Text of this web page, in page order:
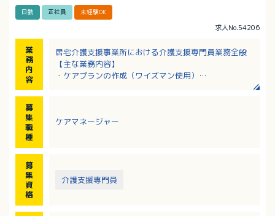
日勤 正社員 未経験OK
求人No.54206
業
務
内
容
居宅介護支援事業所における介護支援専門員業務全般
【主な業務内容】
・ケアプランの作成（ワイズマン使用）
・給付管理 他
募
集
職
種
ケアマネージャー
募
集
資
格
介護支援専門員